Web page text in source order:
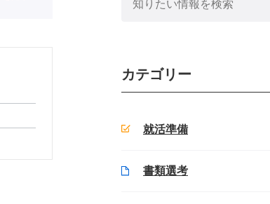
カテゴリー
就活準備
書類選考